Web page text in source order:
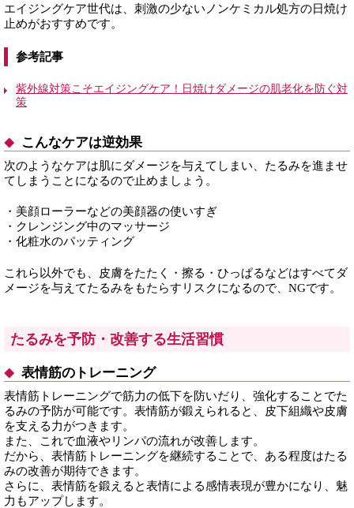
エイジングケア世代は、刺激の少ないノンケミカル処方の日焼け
止めがおすすめです。
参考記事
紫外線対策こそエイジングケア！日焼けダメージの肌老化を防ぐ対
策
こんなケアは逆効果
次のようなケアは肌にダメージを与えてしまい、たるみを進ませ
てしまうことになるので止めましょう。
・美顔ローラーなどの美顔器の使いすぎ
・クレンジング中のマッサージ
・化粧水のパッティング
これら以外でも、皮膚をたたく・擦る・ひっぱるなどはすべてダ
メージを与えてたるみをもたらすリスクになるので、NGです。
たるみを予防・改善する生活習慣
表情筋のトレーニング
表情筋トレーニングで筋力の低下を防いだり、強化することでた
るみの予防が可能です。表情筋が鍛えられると、皮下組織や皮膚
を支える力がつきます。
また、これで血液やリンパの流れが改善します。
だから、表情筋トレーニングを継続することで、ある程度はたる
みの改善が期待できます。
さらに、表情筋を鍛えると表情による感情表現が豊かになり、魅
力もアップします。